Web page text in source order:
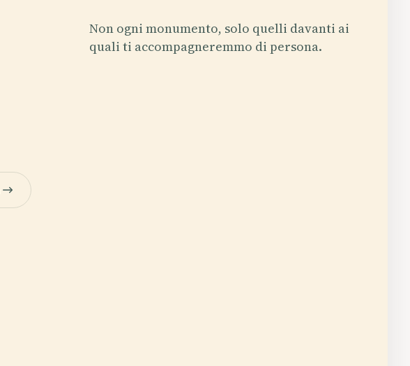
Non ogni monumento, solo quelli davanti ai
quali ti accompagneremmo di persona.